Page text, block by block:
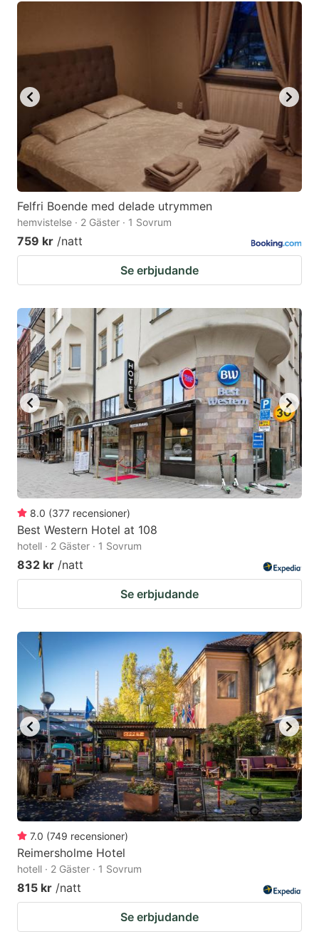
Felfri Boende med delade utrymmen
hemvistelse · 2 Gäster · 1 Sovrum
759 kr /natt
Se erbjudande
8.0 (377 recensioner)
Best Western Hotel at 108
hotell · 2 Gäster · 1 Sovrum
832 kr /natt
Se erbjudande
7.0 (749 recensioner)
Reimersholme Hotel
hotell · 2 Gäster · 1 Sovrum
815 kr /natt
Se erbjudande